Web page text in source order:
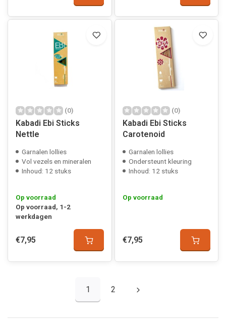
(0)
Kabadi Ebi Sticks
Nettle
Garnalen lollies
Vol vezels en mineralen
Inhoud: 12 stuks
Op voorraad
Op voorraad, 1-2
werkdagen
€7,95
(0)
Kabadi Ebi Sticks
Carotenoid
Garnalen lollies
Ondersteunt kleuring
Inhoud: 12 stuks
Op voorraad
€7,95
1 2